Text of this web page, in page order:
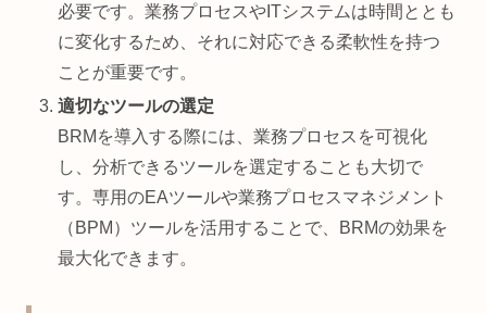
必要です。業務プロセスやITシステムは時間ととも
に変化するため、それに対応できる柔軟性を持つ
ことが重要です。
適切なツールの選定
BRMを導入する際には、業務プロセスを可視化
し、分析できるツールを選定することも大切で
す。専用のEAツールや業務プロセスマネジメント
（BPM）ツールを活用することで、BRMの効果を
最大化できます。